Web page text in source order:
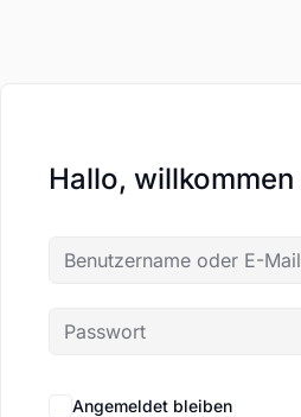
Hallo,
Angemeldet bleiben